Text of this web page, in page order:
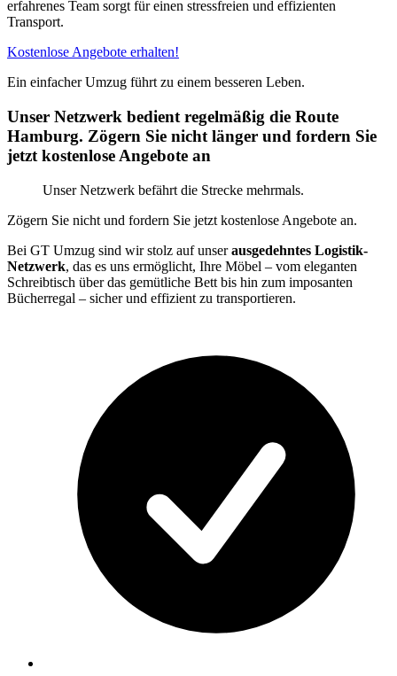
erfahrenes Team sorgt für einen stressfreien und effizienten
Transport.
Kostenlose Angebote erhalten!
Ein einfacher Umzug führt zu einem besseren Leben.
Unser Netzwerk bedient regelmäßig die Route
Hamburg. Zögern Sie nicht länger und fordern Sie
jetzt kostenlose Angebote an
Unser Netzwerk befährt die Strecke mehrmals.
Zögern Sie nicht und fordern Sie jetzt kostenlose Angebote an.
Bei GT Umzug sind wir stolz auf unserausgedehntes Logistik-
Netzwerk, das es uns ermöglicht, Ihre Möbel – vom eleganten
Schreibtisch über das gemütliche Bett bis hin zum imposanten
Bücherregal – sicher und effizient zu transportieren.